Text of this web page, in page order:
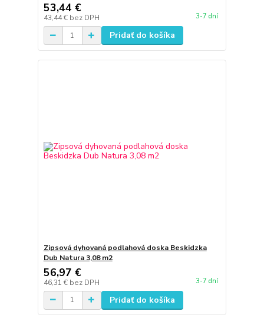
53,44 €
43,44 € bez DPH 3-7 dní
Pridať do košíka
Zipsová dyhovaná podlahová doska Beskidzka
Dub Natura 3,08 m2
56,97 €
46,31 € bez DPH 3-7 dní
Pridať do košíka